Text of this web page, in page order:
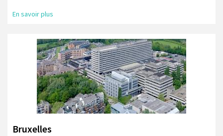
En savoir plus
Bruxelles